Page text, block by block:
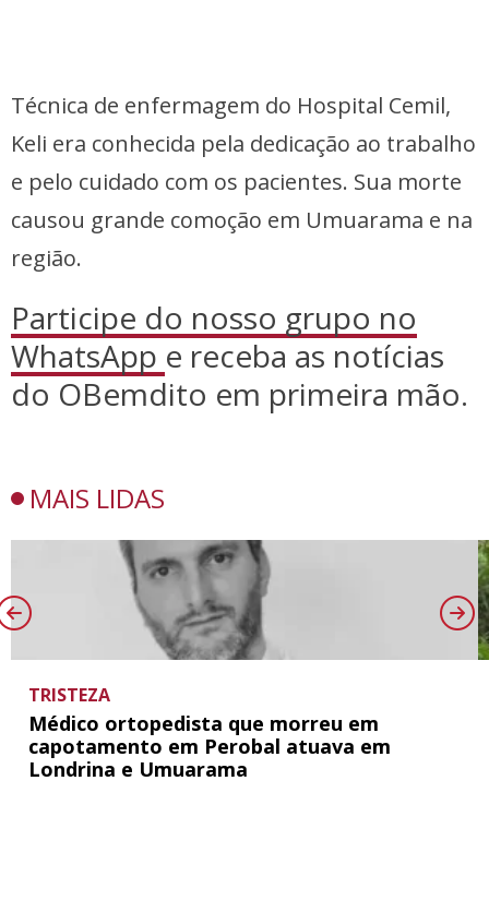
Técnica de enfermagem do Hospital Cemil,
Keli era conhecida pela dedicação ao trabalho
e pelo cuidado com os pacientes. Sua morte
causou grande comoção em Umuarama e na
região.
Participe do nosso grupo no
WhatsApp e receba as notícias
do OBemdito em primeira mão.
MAIS LIDAS
TRISTEZA
Médico ortopedista que morreu em
capotamento em Perobal atuava em
Londrina e Umuarama